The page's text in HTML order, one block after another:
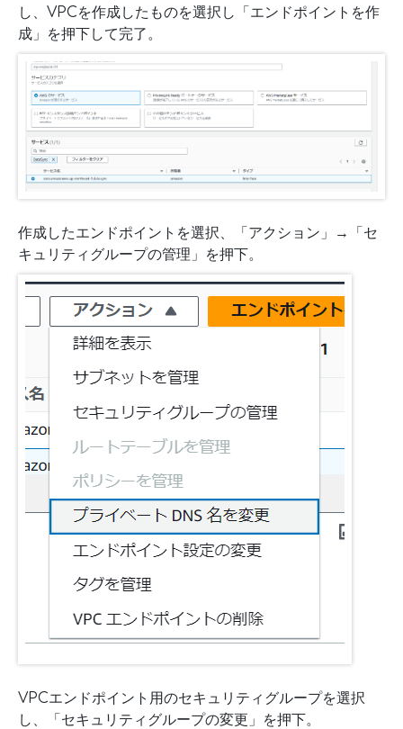
し、VPCを作成したものを選択し「エンドポイントを作
成」を押下して完了。
作成したエンドポイントを選択、「アクション」→「セ
キュリティグループの管理」を押下。
VPCエンドポイント用のセキュリティグループを選択
し、「セキュリティグループの変更」を押下。